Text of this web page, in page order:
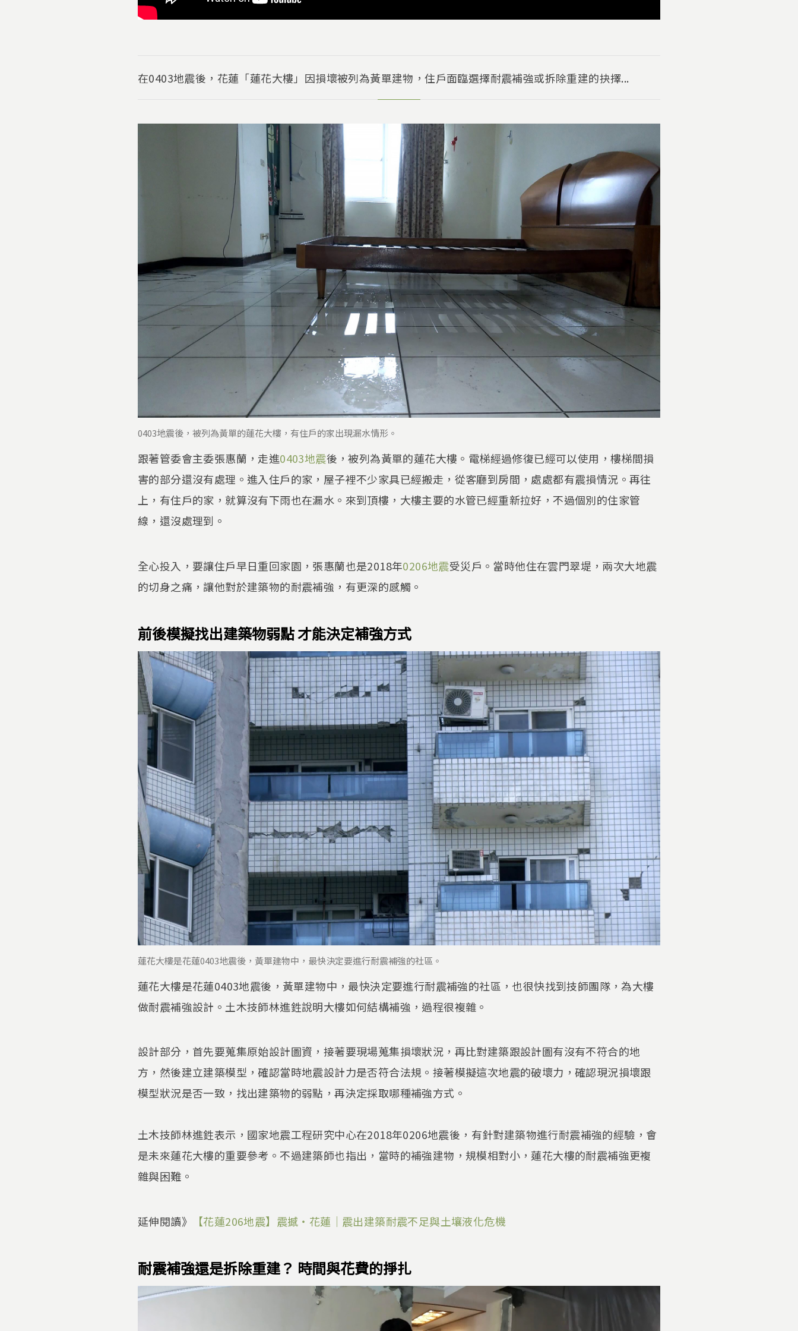
在0403地震後，花蓮「蓮花大樓」因損壞被列為黃單建物，住戶面臨選擇耐震補強或拆除重建的抉擇...
0403地震後，被列為黃單的蓮花大樓，有住戶的家出現漏水情形。
跟著管委會主委張惠蘭，走進0403地震後，被列為黃單的蓮花大樓。電梯經過修復已經可以使用，樓梯間損
害的部分還沒有處理。進入住戶的家，屋子裡不少家具已經搬走，從客廳到房間，處處都有震損情況。再往
上，有住戶的家，就算沒有下雨也在漏水。來到頂樓，大樓主要的水管已經重新拉好，不過個別的住家管
線，還沒處理到。
全心投入，要讓住戶早日重回家園，張惠蘭也是2018年0206地震受災戶。當時他住在雲門翠堤，兩次大地震
的切身之痛，讓他對於建築物的耐震補強，有更深的感觸。
前後模擬找出建築物弱點 才能決定補強方式
蓮花大樓是花蓮0403地震後，黃單建物中，最快決定要進行耐震補強的社區。
蓮花大樓是花蓮0403地震後，黃單建物中，最快決定要進行耐震補強的社區，也很快找到技師團隊，為大樓
做耐震補強設計。土木技師林進鉎說明大樓如何結構補強，過程很複雜。
設計部分，首先要蒐集原始設計圖資，接著要現場蒐集損壞狀況，再比對建築跟設計圖有沒有不符合的地
方，然後建立建築模型，確認當時地震設計力是否符合法規。接著模擬這次地震的破壞力，確認現況損壞跟
模型狀況是否一致，找出建築物的弱點，再決定採取哪種補強方式。
土木技師林進鉎表示，國家地震工程研究中心在2018年0206地震後，有針對建築物進行耐震補強的經驗，會
是未來蓮花大樓的重要參考。不過建築師也指出，當時的補強建物，規模相對小，蓮花大樓的耐震補強更複
雜與困難。
延伸閱讀》 【花蓮206地震】震撼‧花蓮｜震出建築耐震不足與土壤液化危機
耐震補強還是拆除重建？ 時間與花費的掙扎